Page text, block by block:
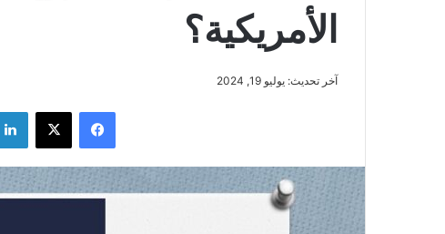
الأمريكية؟
آخر تحديث: يوليو 19, 2024
فيسبوك